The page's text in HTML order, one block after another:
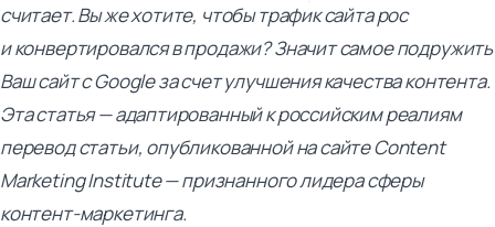
считает. Вы же хотите, чтобы трафик сайта рос
и конвертировался в продажи? Значит самое подружить
Ваш сайт с Google за счет улучшения качества контента.
Эта статья — адаптированный к российским реалиям
перевод статьи, опубликованной на сайте Content
Marketing Institute — признанного лидера сферы
контент-маркетинга.